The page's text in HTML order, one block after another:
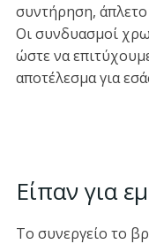
συντήρηση,
Οι συνδυασμοί
ώστε να
αποτέλεσμα για
Είπαν για
Το συνεργείο το